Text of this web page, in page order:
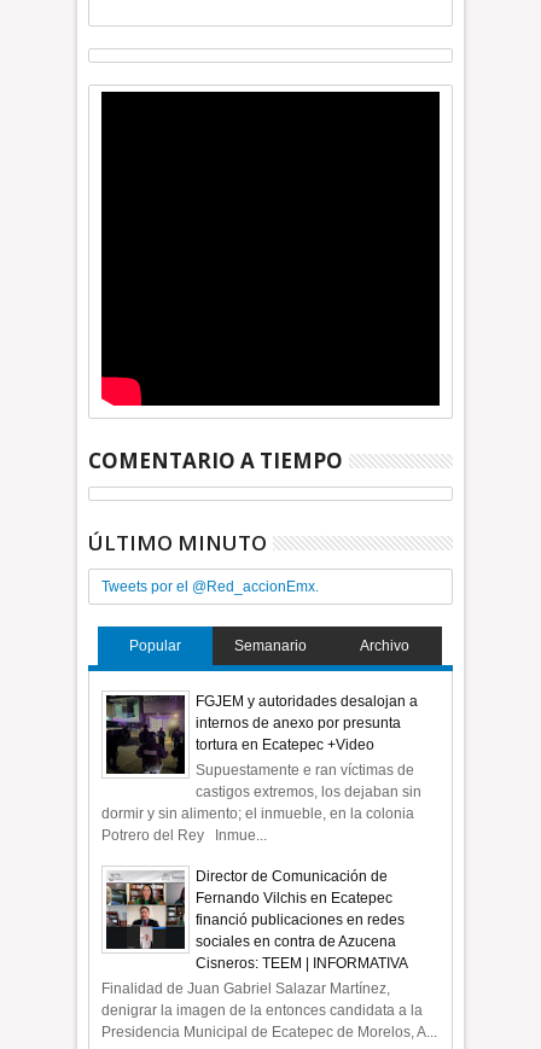
COMENTARIO A TIEMPO
ÚLTIMO MINUTO
Tweets por el @Red_accionEmx.
Popular Semanario Archivo
FGJEM y autoridades desalojan a
internos de anexo por presunta
tortura en Ecatepec +Video
Supuestamente e ran víctimas de
castigos extremos, los dejaban sin
dormir y sin alimento; el inmueble, en la colonia
Potrero del Rey Inmue...
Director de Comunicación de
Fernando Vilchis en Ecatepec
financió publicaciones en redes
sociales en contra de Azucena
Cisneros: TEEM | INFORMATIVA
Finalidad de Juan Gabriel Salazar Martínez,
denigrar la imagen de la entonces candidata a la
Presidencia Municipal de Ecatepec de Morelos, A...